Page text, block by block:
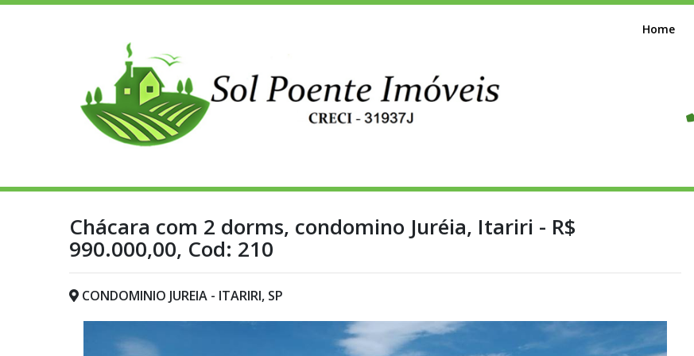
Home
Chácara com 2 dorms, condomino Juréia, Itariri - R$
990.000,00, Cod: 210
CONDOMINIO JUREIA - ITARIRI, SP